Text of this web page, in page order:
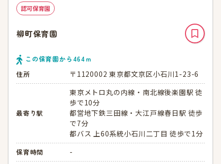
認可保育園
柳町保育園
この保育園から 464 ｍ
住所
〒1120002 東京都文京区小石川1-23-6
最寄り駅
東京メトロ丸の内線・南北線後楽園駅 徒
歩で10分
都営地下鉄三田線・大江戸線春日駅 徒歩
で7分
都バス 上60系統小石川二丁目 徒歩で1分
保育時間 -